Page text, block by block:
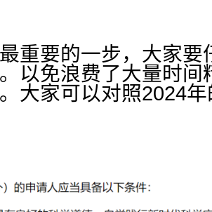
重要的一步，大家
以免浪费了大量时
大家可以对照2024年